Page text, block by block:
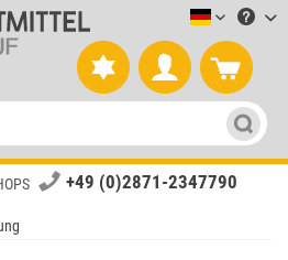
+49 (0)2871-2347790